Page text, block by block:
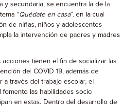
y secundaria, se encuentra la de la
“Quédate en casa”, en la cual
de niñas, niños y adolescentes
la intervención de padres y madres
tienen el fin de socializar las
del COVID 19, además de
a través del trabajo escolar, el
las habilidades socio
en estas. Dentro del desarrollo de